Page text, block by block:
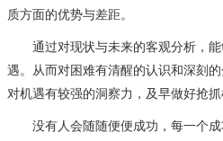
质方面的优势与差距。
通过对现状与未来的客观分析，能
遇。从而对困难有清醒的认识和深刻
对机遇有较强的洞察力，及早做好抢抓
没有人会随随便便成功，每一个成